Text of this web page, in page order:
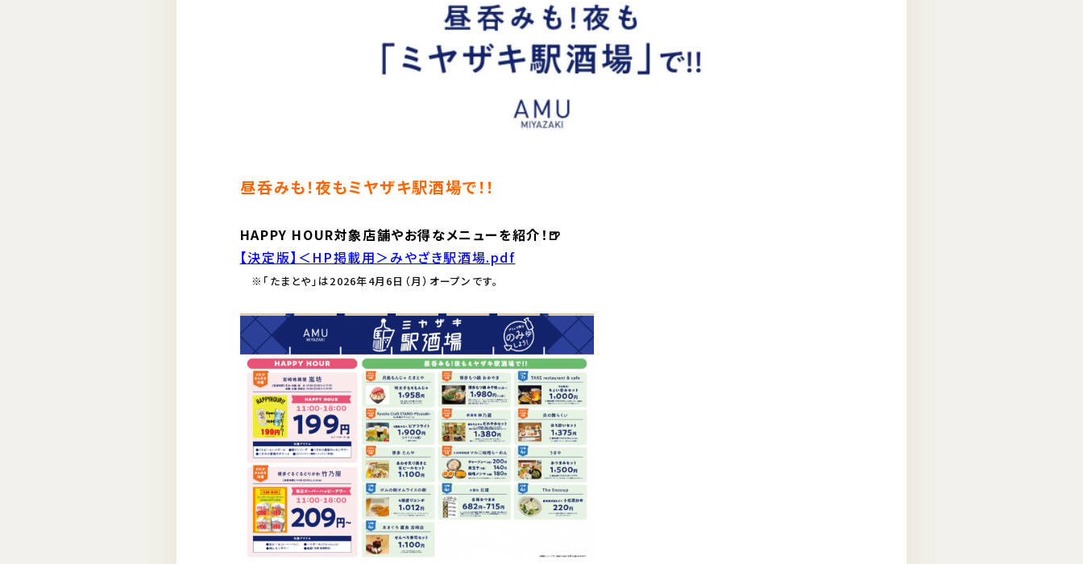
昼呑みも！夜もミヤザキ駅酒場で！！
HAPPY HOUR対象店舗やお得なメニューを紹介！🍺
【決定版】＜HP掲載用＞みやざき駅酒場.pdf
※「たまとや」は2026年4月6日（月）オープンです。